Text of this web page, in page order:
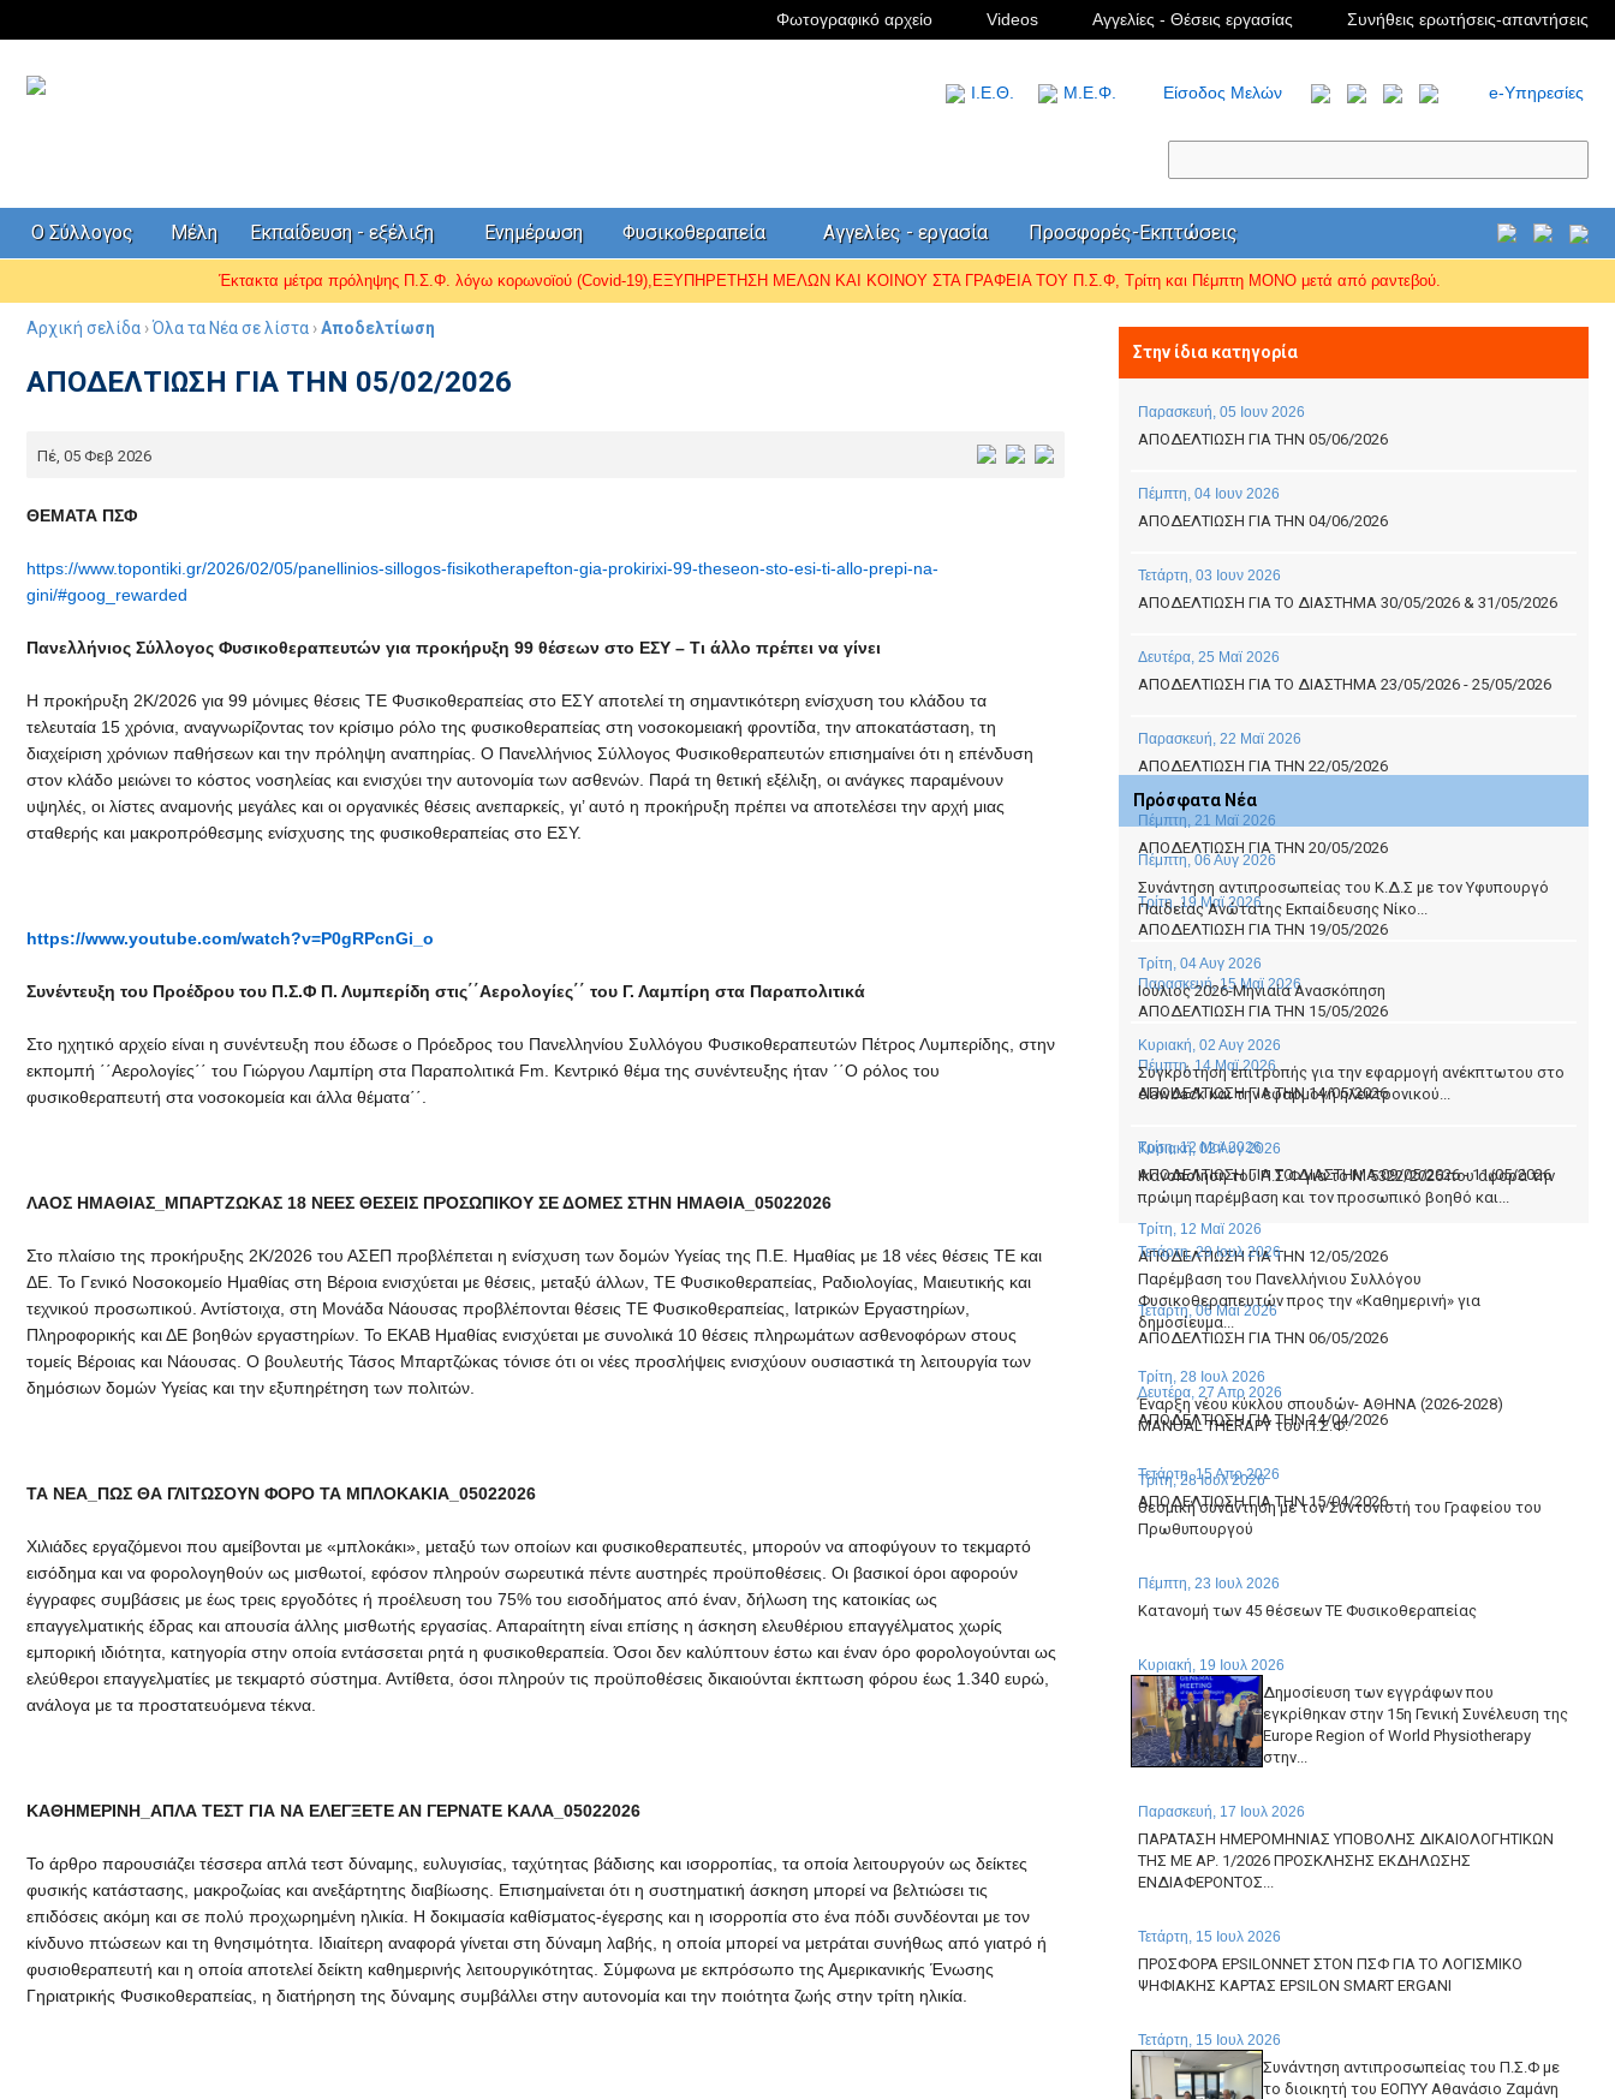
Φωτογραφικό αρχείο Videos Αγγελίες - Θέσεις εργασίας Συνήθεις ερωτήσεις-απαντήσεις
I.Ε.Θ. Μ.Ε.Φ. Είσοδος Μελών e-Υπηρεσίες
Ο Σύλλογος Μέλη Εκπαίδευση - εξέλιξη Ενημέρωση Φυσικοθεραπεία Αγγελίες - εργασία Προσφορές-Εκπτώσεις
Έκτακτα μέτρα πρόληψης Π.Σ.Φ. λόγω κορωνοϊού (Covid-19),ΕΞΥΠΗΡΕΤΗΣΗ ΜΕΛΩΝ ΚΑΙ ΚΟΙΝΟΥ ΣΤΑ ΓΡΑΦΕΙΑ ΤΟΥ Π.Σ.Φ, Τρίτη και Πέμπτη ΜΟΝΟ μετά από ραντεβού.
Αρχική σελίδα ›Όλα τα Νέα σε λίστα ›Αποδελτίωση
ΑΠΟΔΕΛΤΙΩΣΗ ΓΙΑ ΤΗΝ 05/02/2026
Πέ, 05 Φεβ 2026
ΘΕΜΑΤΑ ΠΣΦ
https://www.topontiki.gr/2026/02/05/panellinios-sillogos-fisikotherapefton-gia-prokirixi-99-theseon-sto-esi-ti-allo-prepi-na-
gini/#goog_rewarded
Πανελλήνιος Σύλλογος Φυσικοθεραπευτών για προκήρυξη 99 θέσεων στο ΕΣΥ – Τι άλλο πρέπει να γίνει
Η προκήρυξη 2Κ/2026 για 99 μόνιμες θέσεις ΤΕ Φυσικοθεραπείας στο ΕΣΥ αποτελεί τη σημαντικότερη ενίσχυση του κλάδου τα
τελευταία 15 χρόνια, αναγνωρίζοντας τον κρίσιμο ρόλο της φυσικοθεραπείας στη νοσοκομειακή φροντίδα, την αποκατάσταση, τη
διαχείριση χρόνιων παθήσεων και την πρόληψη αναπηρίας. Ο Πανελλήνιος Σύλλογος Φυσικοθεραπευτών επισημαίνει ότι η επένδυση
στον κλάδο μειώνει το κόστος νοσηλείας και ενισχύει την αυτονομία των ασθενών. Παρά τη θετική εξέλιξη, οι ανάγκες παραμένουν
υψηλές, οι λίστες αναμονής μεγάλες και οι οργανικές θέσεις ανεπαρκείς, γι’ αυτό η προκήρυξη πρέπει να αποτελέσει την αρχή μιας
σταθερής και μακροπρόθεσμης ενίσχυσης της φυσικοθεραπείας στο ΕΣΥ.
https://www.youtube.com/watch?v=P0gRPcnGi_o
Συνέντευξη του Προέδρου του Π.Σ.Φ Π. Λυμπερίδη στις΄΄Αερολογίες΄΄ του Γ. Λαμπίρη στα Παραπολιτικά
Στο ηχητικό αρχείο είναι η συνέντευξη που έδωσε ο Πρόεδρος του Πανελληνίου Συλλόγου Φυσικοθεραπευτών Πέτρος Λυμπερίδης, στην
εκπομπή ΄΄Αερολογίες΄΄ του Γιώργου Λαμπίρη στα Παραπολιτικά Fm. Κεντρικό θέμα της συνέντευξης ήταν ΄΄Ο ρόλος του
φυσικοθεραπευτή στα νοσοκομεία και άλλα θέματα΄΄.
ΛΑΟΣ ΗΜΑΘΙΑΣ_ΜΠΑΡΤΖΩΚΑΣ 18 ΝΕΕΣ ΘΕΣΕΙΣ ΠΡΟΣΩΠΙΚΟΥ ΣΕ ΔΟΜΕΣ ΣΤΗΝ ΗΜΑΘΙΑ_05022026
Στο πλαίσιο της προκήρυξης 2Κ/2026 του ΑΣΕΠ προβλέπεται η ενίσχυση των δομών Υγείας της Π.Ε. Ημαθίας με 18 νέες θέσεις ΤΕ και
ΔΕ. Το Γενικό Νοσοκομείο Ημαθίας στη Βέροια ενισχύεται με θέσεις, μεταξύ άλλων, ΤΕ Φυσικοθεραπείας, Ραδιολογίας, Μαιευτικής και
τεχνικού προσωπικού. Αντίστοιχα, στη Μονάδα Νάουσας προβλέπονται θέσεις ΤΕ Φυσικοθεραπείας, Ιατρικών Εργαστηρίων,
Πληροφορικής και ΔΕ βοηθών εργαστηρίων. Το ΕΚΑΒ Ημαθίας ενισχύεται με συνολικά 10 θέσεις πληρωμάτων ασθενοφόρων στους
τομείς Βέροιας και Νάουσας. Ο βουλευτής Τάσος Μπαρτζώκας τόνισε ότι οι νέες προσλήψεις ενισχύουν ουσιαστικά τη λειτουργία των
δημόσιων δομών Υγείας και την εξυπηρέτηση των πολιτών.
ΤΑ ΝΕΑ_ΠΩΣ ΘΑ ΓΛΙΤΩΣΟΥΝ ΦΟΡΟ ΤΑ ΜΠΛΟΚΑΚΙΑ_05022026
Χιλιάδες εργαζόμενοι που αμείβονται με «μπλοκάκι», μεταξύ των οποίων και φυσικοθεραπευτές, μπορούν να αποφύγουν το τεκμαρτό
εισόδημα και να φορολογηθούν ως μισθωτοί, εφόσον πληρούν σωρευτικά πέντε αυστηρές προϋποθέσεις. Οι βασικοί όροι αφορούν
έγγραφες συμβάσεις με έως τρεις εργοδότες ή προέλευση του 75% του εισοδήματος από έναν, δήλωση της κατοικίας ως
επαγγελματικής έδρας και απουσία άλλης μισθωτής εργασίας. Απαραίτητη είναι επίσης η άσκηση ελευθέριου επαγγέλματος χωρίς
εμπορική ιδιότητα, κατηγορία στην οποία εντάσσεται ρητά η φυσικοθεραπεία. Όσοι δεν καλύπτουν έστω και έναν όρο φορολογούνται ως
ελεύθεροι επαγγελματίες με τεκμαρτό σύστημα. Αντίθετα, όσοι πληρούν τις προϋποθέσεις δικαιούνται έκπτωση φόρου έως 1.340 ευρώ,
ανάλογα με τα προστατευόμενα τέκνα.
ΚΑΘΗΜΕΡΙΝΗ_ΑΠΛΑ ΤΕΣΤ ΓΙΑ ΝΑ ΕΛΕΓΞΕΤΕ ΑΝ ΓΕΡΝΑΤΕ ΚΑΛΑ_05022026
Το άρθρο παρουσιάζει τέσσερα απλά τεστ δύναμης, ευλυγισίας, ταχύτητας βάδισης και ισορροπίας, τα οποία λειτουργούν ως δείκτες
φυσικής κατάστασης, μακροζωίας και ανεξάρτητης διαβίωσης. Επισημαίνεται ότι η συστηματική άσκηση μπορεί να βελτιώσει τις
επιδόσεις ακόμη και σε πολύ προχωρημένη ηλικία. Η δοκιμασία καθίσματος-έγερσης και η ισορροπία στο ένα πόδι συνδέονται με τον
κίνδυνο πτώσεων και τη θνησιμότητα. Ιδιαίτερη αναφορά γίνεται στη δύναμη λαβής, η οποία μπορεί να μετράται συνήθως από γιατρό ή
φυσιοθεραπευτή και η οποία αποτελεί δείκτη καθημερινής λειτουργικότητας. Σύμφωνα με εκπρόσωπο της Αμερικανικής Ένωσης
Γηριατρικής Φυσικοθεραπείας, η διατήρηση της δύναμης συμβάλλει στην αυτονομία και την ποιότητα ζωής στην τρίτη ηλικία.
Στην ίδια κατηγορία
Παρασκευή, 05 Ιουν 2026
ΑΠΟΔΕΛΤΙΩΣΗ ΓΙΑ ΤΗΝ 05/06/2026
Πέμπτη, 04 Ιουν 2026
ΑΠΟΔΕΛΤΙΩΣΗ ΓΙΑ ΤΗΝ 04/06/2026
Τετάρτη, 03 Ιουν 2026
ΑΠΟΔΕΛΤΙΩΣΗ ΓΙΑ ΤΟ ΔΙΑΣΤΗΜΑ 30/05/2026 & 31/05/2026
Δευτέρα, 25 Μαϊ 2026
ΑΠΟΔΕΛΤΙΩΣΗ ΓΙΑ ΤΟ ΔΙΑΣΤΗΜΑ 23/05/2026 - 25/05/2026
Παρασκευή, 22 Μαϊ 2026
ΑΠΟΔΕΛΤΙΩΣΗ ΓΙΑ ΤΗΝ 22/05/2026
Πέμπτη, 21 Μαϊ 2026
ΑΠΟΔΕΛΤΙΩΣΗ ΓΙΑ ΤΗΝ 20/05/2026
Τρίτη, 19 Μαϊ 2026
ΑΠΟΔΕΛΤΙΩΣΗ ΓΙΑ ΤΗΝ 19/05/2026
Παρασκευή, 15 Μαϊ 2026
ΑΠΟΔΕΛΤΙΩΣΗ ΓΙΑ ΤΗΝ 15/05/2026
Πέμπτη, 14 Μαϊ 2026
ΑΠΟΔΕΛΤΙΩΣΗ ΓΙΑ ΤΗΝ 14/05/2026
Τρίτη, 12 Μαϊ 2026
ΑΠΟΔΕΛΤΙΩΣΗ ΓΙΑ ΤΟ ΔΙΑΣΤΗΜΑ 09/05/2026 - 11/05/2026
Τρίτη, 12 Μαϊ 2026
ΑΠΟΔΕΛΤΙΩΣΗ ΓΙΑ ΤΗΝ 12/05/2026
Τετάρτη, 06 Μαϊ 2026
ΑΠΟΔΕΛΤΙΩΣΗ ΓΙΑ ΤΗΝ 06/05/2026
Δευτέρα, 27 Απρ 2026
ΑΠΟΔΕΛΤΙΩΣΗ ΓΙΑ ΤΗΝ 24/04/2026
Τετάρτη, 15 Απρ 2026
ΑΠΟΔΕΛΤΙΩΣΗ ΓΙΑ ΤΗΝ 15/04/2026
Πρόσφατα Νέα
Πέμπτη, 06 Αυγ 2026
Συνάντηση αντιπροσωπείας του Κ.Δ.Σ με τον Υφυπουργό
Παιδείας Ανώτατης Εκπαίδευσης Νίκο...
Τρίτη, 04 Αυγ 2026
Ιούλιος 2026-Μηνιαία Ανασκόπηση
Κυριακή, 02 Αυγ 2026
Συγκρότηση επιτροπής για την εφαρμογή ανέκπτωτου στο
clawback και την εφαρμογή ηλεκτρονικού...
Κυριακή, 02 Αυγ 2026
Ικανοποίηση του Π.Σ.Φ για το Ν. 5322/2026 που αφορά την
πρώιμη παρέμβαση και τον προσωπικό βοηθό και...
Τετάρτη, 29 Ιουλ 2026
Παρέμβαση του Πανελλήνιου Συλλόγου
Φυσικοθεραπευτών προς την «Καθημερινή» για
δημοσίευμα...
Τρίτη, 28 Ιουλ 2026
Έναρξη νέου κύκλου σπουδών- ΑΘΗΝΑ (2026-2028)
MANUAL THERAPY του Π.Σ.Φ.
Τρίτη, 28 Ιουλ 2026
θεσμική συνάντηση με τον Συντονιστή του Γραφείου του
Πρωθυπουργού
Πέμπτη, 23 Ιουλ 2026
Κατανομή των 45 θέσεων ΤΕ Φυσικοθεραπείας
Κυριακή, 19 Ιουλ 2026
Δημοσίευση των εγγράφων που
εγκρίθηκαν στην 15η Γενική Συνέλευση της
Europe Region of World Physiotherapy
στην...
Παρασκευή, 17 Ιουλ 2026
ΠΑΡΑΤΑΣΗ ΗΜΕΡΟΜΗΝΙΑΣ ΥΠΟΒΟΛΗΣ ΔΙΚΑΙΟΛΟΓΗΤΙΚΩΝ
ΤΗΣ ΜΕ ΑΡ. 1/2026 ΠΡΟΣΚΛΗΣΗΣ ΕΚΔΗΛΩΣΗΣ
ΕΝΔΙΑΦΕΡΟΝΤΟΣ...
Τετάρτη, 15 Ιουλ 2026
ΠΡΟΣΦΟΡΑ EPSILONNET ΣΤΟΝ ΠΣΦ ΓΙΑ ΤΟ ΛΟΓΙΣΜΙΚΟ
ΨΗΦΙΑΚΗΣ ΚΑΡΤΑΣ EPSILON SMART ERGANI
Τετάρτη, 15 Ιουλ 2026
Συνάντηση αντιπροσωπείας του Π.Σ.Φ με
το διοικητή του ΕΟΠΥΥ Αθανάσιο Ζαμάνη